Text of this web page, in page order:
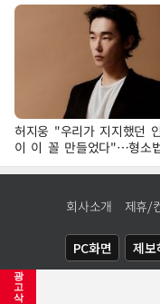
광
고
삭
허지웅 "우리가 지지했던
이 이 꼴 만들었다"…형소
에 격한 반응
회사소개 제휴/
PC화면 제보